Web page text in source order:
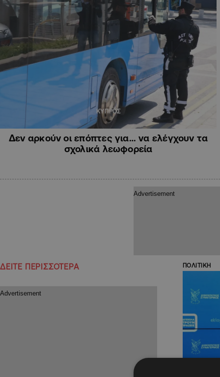
ΚΥΠΡΟΣ
Δεν αρκούν οι επόπτες για… να ελέγχουν τα
σχολικά λεωφορεία
ΔΕΙΤΕ ΠΕΡΙΣΣΟΤΕΡΑ ΠΟΛΙΤΙΚΗ